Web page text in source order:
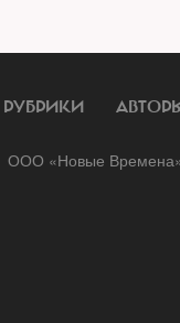
РУБРИКИ
ООО «Новые